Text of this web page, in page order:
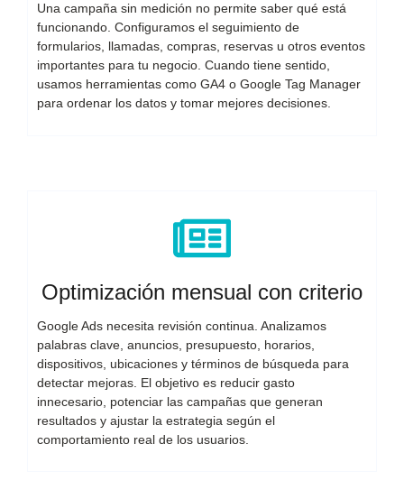
Una campaña sin medición no permite saber qué está
funcionando. Configuramos el seguimiento de
formularios, llamadas, compras, reservas u otros eventos
importantes para tu negocio. Cuando tiene sentido,
usamos herramientas como GA4 o Google Tag Manager
para ordenar los datos y tomar mejores decisiones.
Optimización mensual con criterio
Google Ads necesita revisión continua. Analizamos
palabras clave, anuncios, presupuesto, horarios,
dispositivos, ubicaciones y términos de búsqueda para
detectar mejoras. El objetivo es reducir gasto
innecesario, potenciar las campañas que generan
resultados y ajustar la estrategia según el
comportamiento real de los usuarios.